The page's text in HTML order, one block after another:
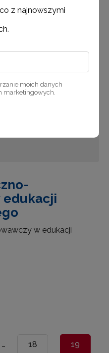
edukacji
w edukacji
… 18 19
z najnowszymi
moich danych
marketingowych.